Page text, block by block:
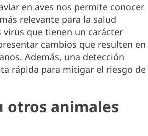
en aves nos permite conocer
relevante para la salud
virus que tienen un carácter
cambios que resulten en
Además, una detección
rápida para mitigar el riesgo de
otros animales